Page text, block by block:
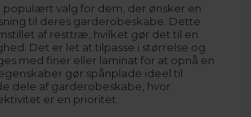
populært valg for dem, der ønsker en
til deres garderobeskabe. Dette
af resttræ, hvilket gør det til en
Det er let at tilpasse i størrelse og
med finer eller laminat for at opnå en
gør spånplade ideel til
dele af garderobeskabe, hvor
er en prioritet.